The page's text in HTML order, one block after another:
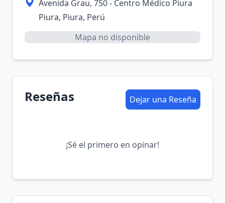
Avenida Grau, 750 - Centro Médico Piura
Piura, Piura, Perú
Mapa no disponible
Reseñas Dejar una Reseña
¡Sé el primero en opinar!